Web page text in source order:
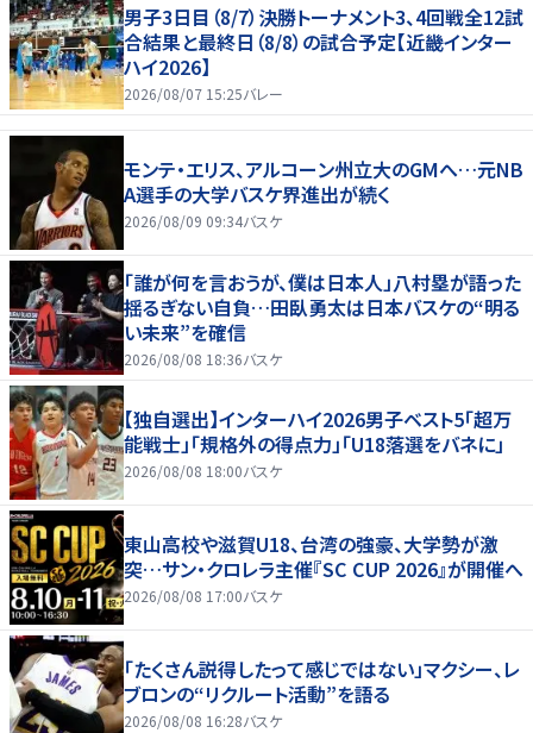
男子3日目（8/7）決勝トーナメント3、4回戦全12試
合結果と最終日（8/8）の試合予定【近畿インター
ハイ2026】
2026/08/07 15:25バレー
モンテ・エリス、アルコーン州立大のGMへ…元NB
A選手の大学バスケ界進出が続く
2026/08/09 09:34バスケ
「誰が何を言おうが、僕は日本人」八村塁が語った
揺るぎない自負…田臥勇太は日本バスケの“明る
い未来”を確信
2026/08/08 18:36バスケ
【独自選出】インターハイ2026男子ベスト5「超万
能戦士」「規格外の得点力」「U18落選をバネに」
2026/08/08 18:00バスケ
東山高校や滋賀U18、台湾の強豪、大学勢が激
突…サン・クロレラ主催『SC CUP 2026』が開催へ
2026/08/08 17:00バスケ
「たくさん説得したって感じではない」マクシー、レ
ブロンの“リクルート活動”を語る
2026/08/08 16:28バスケ